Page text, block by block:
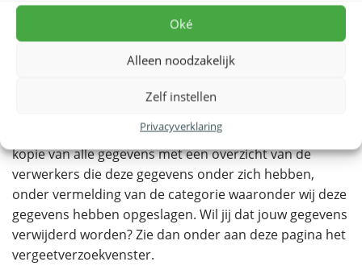
Oké
Alleen noodzakelijk
Zelf instellen
Privacyverklaring
verwerken en die betrekking hebben op jouw persoon
of daartoe herleidbaar zijn, in te zien. je kunt een
verzoek met die strekking doen aan onze
contactpersoon voor privacyzaken. je ontvangt dan
binnen 30 dagen een reactie op jouw verzoek. Als jouw
sturen wij je op het bij ons bekende e-mailadres een
kopie van alle gegevens met een overzicht van de
verwerkers die deze gegevens onder zich hebben,
onder vermelding van de categorie waaronder wij deze
gegevens hebben opgeslagen. Wil jij dat jouw gegevens
verwijderd worden? Zie dan onder aan deze pagina het
vergeetverzoekvenster.